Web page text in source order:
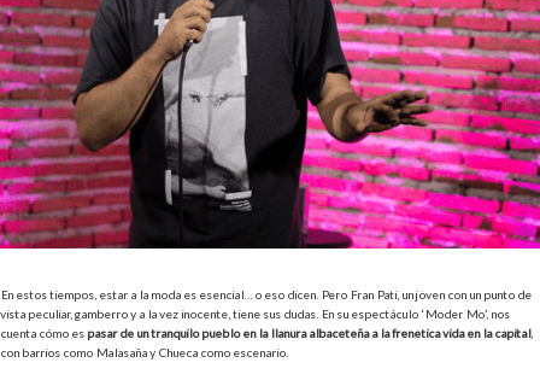
En estos tiempos, estar a la moda es esencial… o eso dicen. Pero Fran Pati, un joven con un punto de
vista peculiar, gamberro y a la vez inocente, tiene sus dudas. En su espectáculo ‘Moder Mo’, nos
cuenta cómo es pasar de un tranquilo pueblo en la llanura albaceteña a la frenética vida en la capital,
con barrios como Malasaña y Chueca como escenario.